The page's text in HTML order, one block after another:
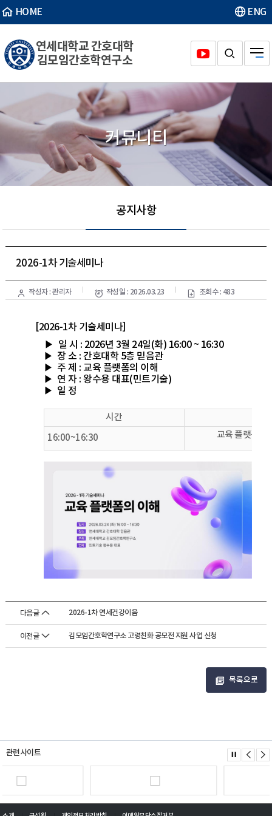
HOME ENG
연세대학교 간호대학
김모임간호학연구소
커뮤니티
공지사항
2026-1차 기술세미나
작성자 : 관리자 작성일 : 2026.03.23 조회수 : 483
2026-1차 기술세미나]
▶ 일 시 : 2026년 3월 24일(화) 16:00 ~ 16:30
▶ 장 소 : 간호대학 5층 믿음관
▶ 주 제 : 교육 플랫폼의 이해
▶ 연 자 : 왕수용 대표(민트기술)
▶ 일 정
시간
16:00~16:30
교육 플랫폼
다음글 2026-1차 연세건강이음
이전글 김모임간호학연구소 고령친화 공모전 지원 사업 신청
목록으로
관련사이트